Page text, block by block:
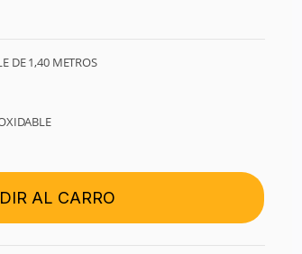
DE 1,40 METROS
AL CARRO